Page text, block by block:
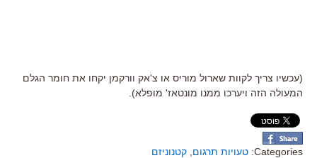
(עכשיו צריך לקוות שארול מוריס או צ'אק וורקמן יקחו את חומר הגלם
המעולה הזה ויערכו ממנו מונטאז' מופלא).
Categories: טעויות תרגום קטנוניזם